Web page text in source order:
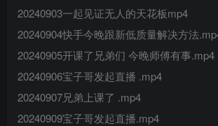
20240903一起见证无人的天花板mp4
20240904快手今晚跟新低质量解决方法
20240905开课了兄弟们 今晚师傅有事.mp4
20240906宝子哥发起直播 .mp4
20240907兄弟上课了 .mp4
20240909宝子哥发起直播.mp4